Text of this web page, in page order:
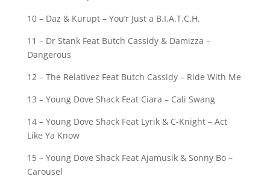
10 – Daz & Kurupt – You’r Just a B.I.A.T.C.H.
11 – Dr Stank Feat Butch Cassidy & Damizza –
Dangerous
12 – The Relativez Feat Butch Cassidy – Ride With Me
13 – Young Dove Shack Feat Ciara – Cali Swang
14 – Young Dove Shack Feat Lyrik & C-Knight – Act
Like Ya Know
15 – Young Dove Shack Feat Ajamusik & Sonny Bo –
Carousel